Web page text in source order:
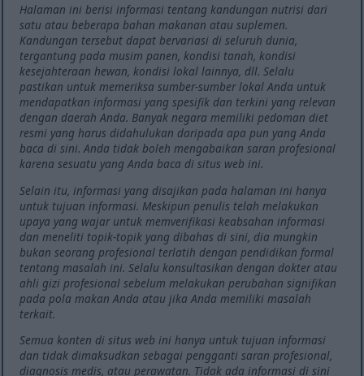
Halaman ini berisi informasi tentang kandungan nutrisi dari
satu atau beberapa bahan makanan atau suplemen.
Kandungan tersebut dapat bervariasi di seluruh dunia,
tergantung pada musim panen, kondisi tanah, kondisi
kesejahteraan hewan, kondisi lokal lainnya, dll. Selalu
pastikan untuk memeriksa sumber-sumber lokal Anda untuk
mendapatkan informasi yang spesifik dan terkini yang relevan
dengan daerah Anda. Banyak negara memiliki pedoman diet
resmi yang harus didahulukan daripada apa pun yang Anda
baca di sini. Anda tidak boleh mengabaikan saran profesional
karena sesuatu yang Anda baca di situs web ini.
Selain itu, informasi yang disajikan pada halaman ini hanya
untuk tujuan informasi. Meskipun penulis telah melakukan
upaya yang wajar untuk memverifikasi keabsahan informasi
dan meneliti topik-topik yang dibahas di sini, dia mungkin
bukan seorang profesional terlatih dengan pendidikan formal
tentang masalah ini. Selalu konsultasikan dengan dokter atau
ahli gizi profesional sebelum melakukan perubahan signifikan
pada pola makan Anda atau jika Anda memiliki masalah
terkait.
Semua konten di situs web ini hanya untuk tujuan informasi
dan tidak dimaksudkan sebagai pengganti saran profesional,
diagnosis medis, atau perawatan. Tidak ada informasi di sini